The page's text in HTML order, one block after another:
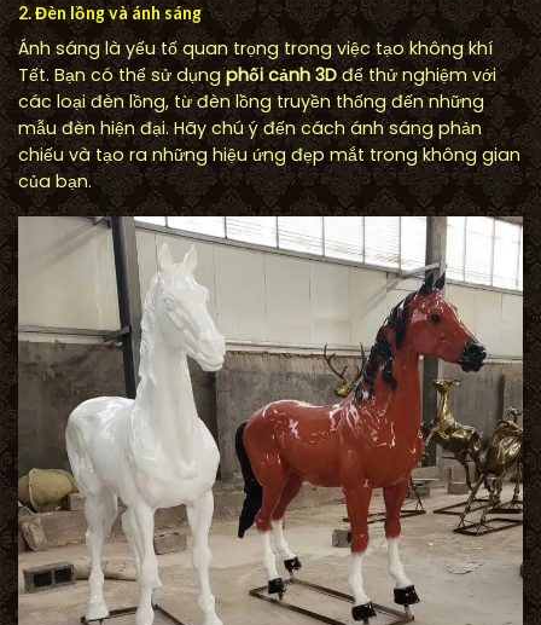
2. Đèn lồng và ánh sáng
Ánh sáng là yếu tố quan trọng trong việc tạo không khí
Tết. Bạn có thể sử dụngphối cảnh 3D để thử nghiệm với
các loại đèn lồng, từ đèn lồng truyền thống đến những
mẫu đèn hiện đại. Hãy chú ý đến cách ánh sáng phản
chiếu và tạo ra những hiệu ứng đẹp mắt trong không gian
của bạn.